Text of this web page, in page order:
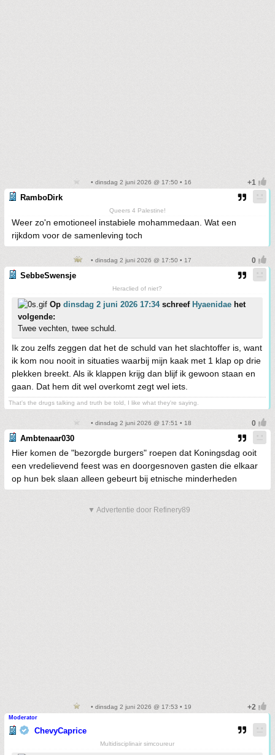
• dinsdag 2 juni 2026 @ 17:50 • 16
RamboDirk
Queers 4 Palestine!
Weer zo'n emotioneel instabiele mohammedaan. Wat een
rijkdom voor de samenleving toch
• dinsdag 2 juni 2026 @ 17:50 • 17
SebbeSwensje
Heraclied of niet?
Op dinsdag 2 juni 2026 17:34schreef Hyaenidae het
volgende:
Twee vechten, twee schuld.
Ik zou zelfs zeggen dat het de schuld van het slachtoffer is, want
ik kom nou nooit in situaties waarbij mijn kaak met 1 klap op drie
plekken breekt. Als ik klappen krijg dan blijf ik gewoon staan en
gaan. Dat hem dit wel overkomt zegt wel iets.
That's the drugs talking and truth be told, I like what they're saying.
• dinsdag 2 juni 2026 @ 17:51 • 18
Ambtenaar030
Hier komen de "bezorgde burgers" roepen dat Koningsdag ooit
een vredelievend feest was en doorgesnoven gasten die elkaar
op hun bek slaan alleen gebeurt bij etnische minderheden
▼ Advertentie door Refinery89
• dinsdag 2 juni 2026 @ 17:53 • 19
Moderator
ChevyCaprice
Multidisciplinair simcoureur